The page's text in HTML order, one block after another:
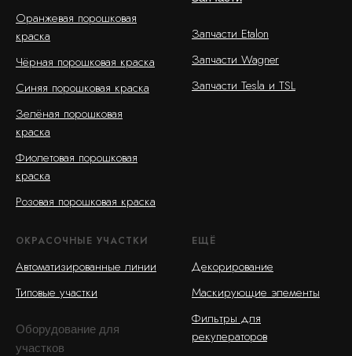
Оранжевая порошковая
краска
Чёрная порошковая краска
Синяя порошковая краска
Зелёная порошковая
краска
Фиолетовая порошковая
краска
Розовая порошковая краска
Запчасти Etalon
Запчасти Wagner
Запчасти Tesla и TSL
ОКРАСОЧНЫЕ УЧАСТКИ
Автоматизированные линии
Типовые участки
Оборудование для
участков
ЕЩЁ
Декорирование
Маскирующие элементы
Фильтры для
рекуператоров